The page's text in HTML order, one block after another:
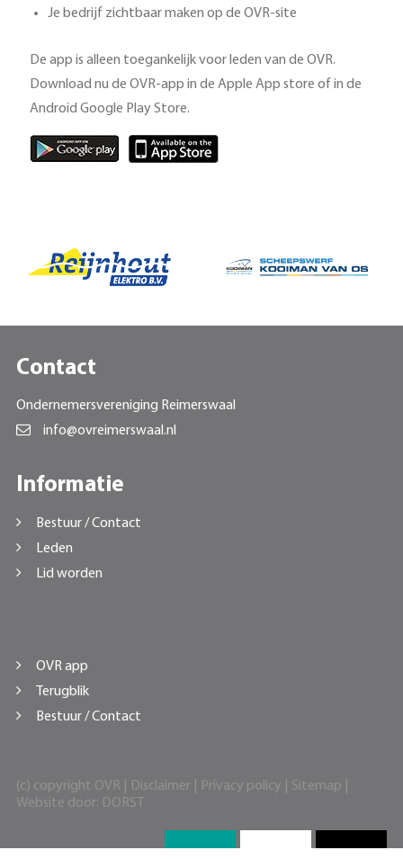
Je bedrijf zichtbaar maken op de OVR-site
De app is alleen toegankelijk voor leden van de OVR.
Download nu de OVR-app in de Apple App store of in de
Android Google Play Store.
Contact
Ondernemersvereniging Reimerswaal
info@ovreimerswaal.nl
Informatie
Bestuur / Contact
Leden
Lid worden
OVR app
Terugblik
Bestuur / Contact
(c) copyright OVR | Disclaimer| Privacy policy Sitemap
Website door: DORST